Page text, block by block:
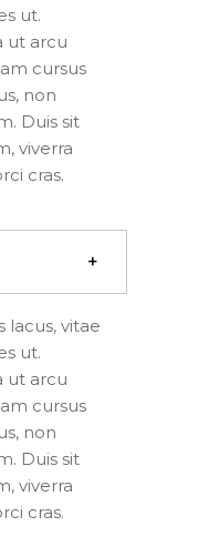
ut.
ut arcu
cursus
non
Duis sit
viverra
cras.
lacus, vitae
ut.
ut arcu
cursus
non
Duis sit
viverra
cras.